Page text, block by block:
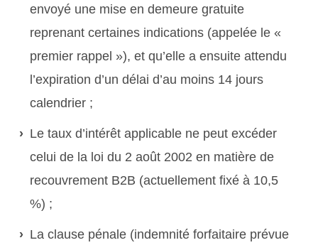
envoyé une mise en demeure gratuite
reprenant certaines indications (appelée le «
premier rappel »), et qu’elle a ensuite attendu
l’expiration d’un délai d’au moins 14 jours
calendrier ;
Le taux d’intérêt applicablene peut excéder
celui de la loi du 2 août 2002 en matière de
recouvrement B2B (actuellement fixé à 10,5
%) ;
La clause pénale(indemnité forfaitaire prévue